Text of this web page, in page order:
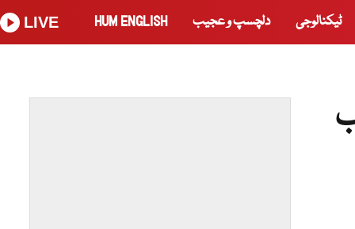
ٹیکنالوجی دلچسپ و عجیب HUM ENGLISH
LIVE